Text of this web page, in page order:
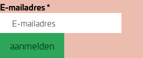
E-mailadres*
aanmelden